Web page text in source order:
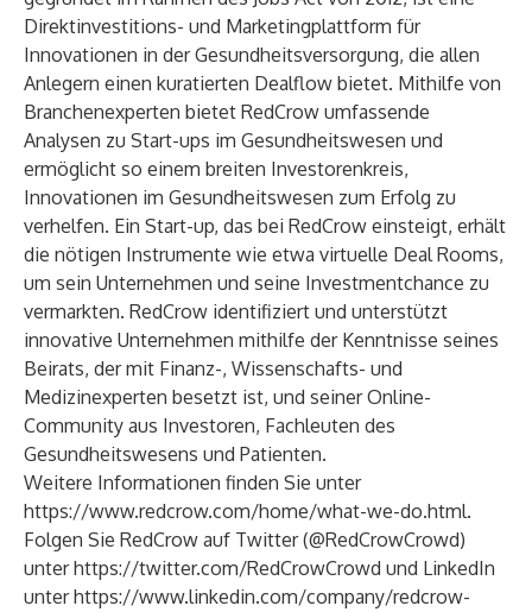
Direktinvestitions- und Marketingplattform für
Innovationen in der Gesundheitsversorgung, die allen
Anlegern einen kuratierten Dealflow bietet. Mithilfe von
Branchenexperten bietet RedCrow umfassende
Analysen zu Start-ups im Gesundheitswesen und
ermöglicht so einem breiten Investorenkreis,
Innovationen im Gesundheitswesen zum Erfolg zu
verhelfen. Ein Start-up, das bei RedCrow einsteigt, erhält
die nötigen Instrumente wie etwa virtuelle Deal Rooms,
um sein Unternehmen und seine Investmentchance zu
vermarkten. RedCrow identifiziert und unterstützt
innovative Unternehmen mithilfe der Kenntnisse seines
Beirats, der mit Finanz-, Wissenschafts- und
Medizinexperten besetzt ist, und seiner Online-
Community aus Investoren, Fachleuten des
Gesundheitswesens und Patienten.
Weitere Informationen finden Sie unter
https://www.redcrow.com/home/what-we-do.html.
Folgen Sie RedCrow auf Twitter (@RedCrowCrowd)
unterhttps://twitter.com/RedCrowCrowd und LinkedIn
unterhttps://www.linkedin.com/company/redcrow-